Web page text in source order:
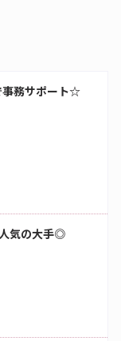
事務サポート☆
気の大手◎